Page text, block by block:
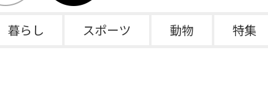
暮らし スポーツ 動物 特集